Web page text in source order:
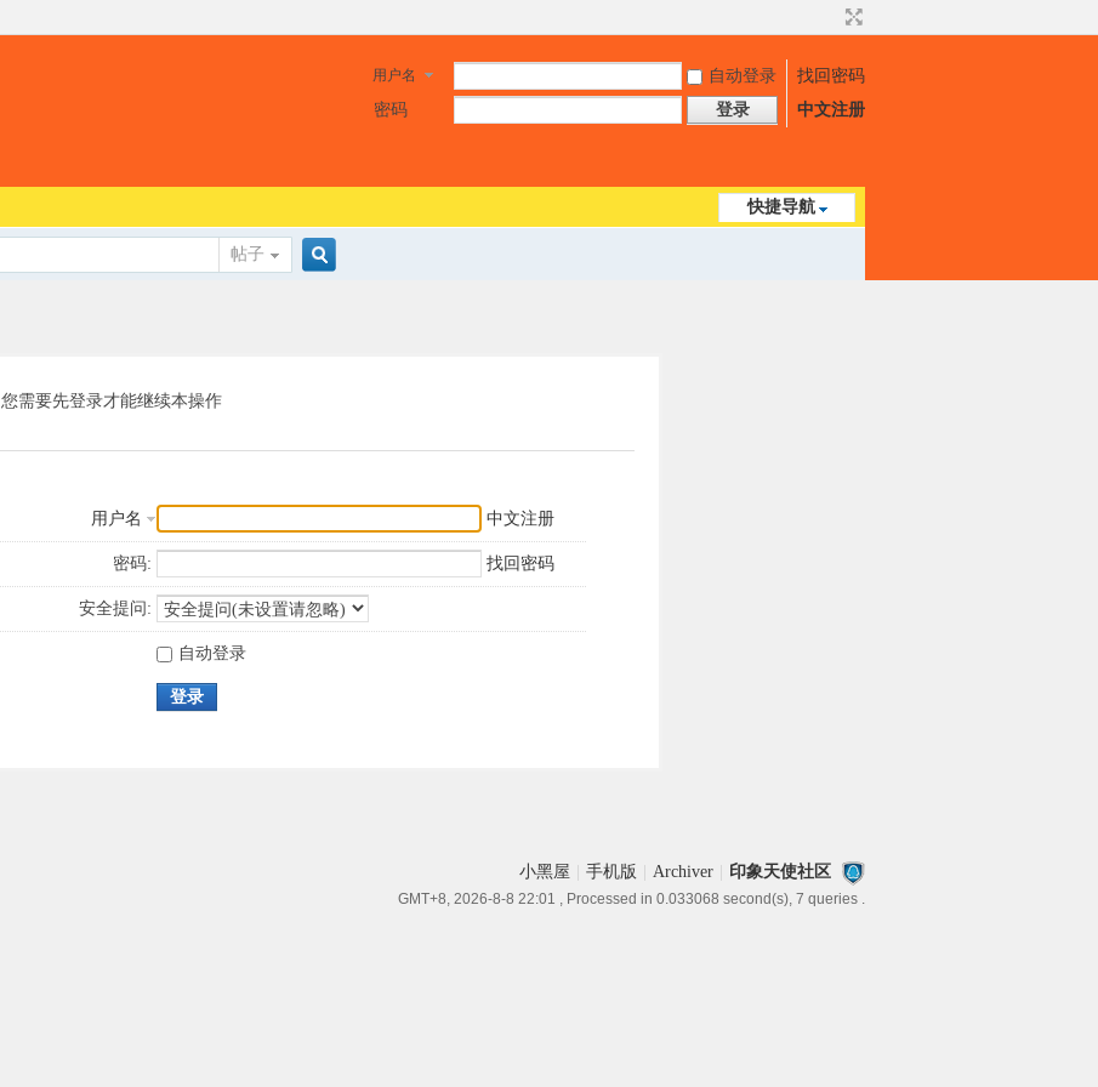
用户名 自动登录
找回密码
密码
登录 中文注册
快捷导航
帖子
您需要先登录才能继续本操作
用户名 中文注册
密码: 找回密码
安全提问:
自动登录
登录
小黑屋 手机版 Archiver 印象天使社区
GMT+8, 2026-8-8 22:01 , Processed in 0.033068 second(s), 7 queries .